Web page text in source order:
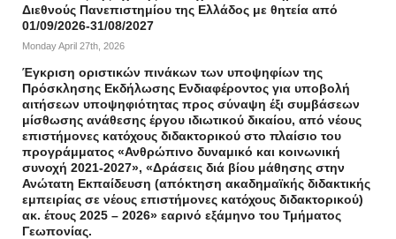
Διεθνούς Πανεπιστημίου της Ελλάδος με θητεία από
01/09/2026-31/08/2027
Monday April 27th, 2026
Έγκριση οριστικών πινάκων των υποψηφίων της
Πρόσκλησης Εκδήλωσης Ενδιαφέροντος για υποβολή
αιτήσεων υποψηφιότητας προς σύναψη έξι συμβάσεων
μίσθωσης ανάθεσης έργου ιδιωτικού δικαίου, από νέους
επιστήμονες κατόχους διδακτορικού στο πλαίσιο του
προγράμματος «Ανθρώπινο δυναμικό και κοινωνική
συνοχή 2021-2027», «Δράσεις διά βίου μάθησης στην
Ανώτατη Εκπαίδευση (απόκτηση ακαδημαϊκής διδακτικής
εμπειρίας σε νέους επιστήμονες κατόχους διδακτορικού)
ακ. έτους 2025 – 2026» εαρινό εξάμηνο του Τμήματος
Γεωπονίας.